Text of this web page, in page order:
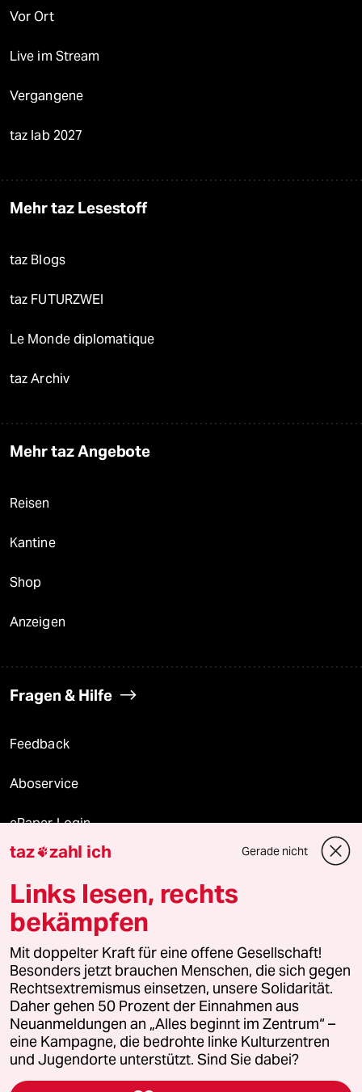
Vor Ort
Live im Stream
Vergangene
taz lab 2027
Mehr taz Lesestoff
taz Blogs
taz FUTURZWEI
Le Monde diplomatique
taz Archiv
Mehr taz Angebote
Reisen
Kantine
Shop
Anzeigen
Fragen & Hilfe
Feedback
Aboservice
ePaper Login
Downloads für Abonnierende
© 2026 taz Verlags und Vertriebs GmbH
Alle Rechte vorbehalten. Bei rechtlichen Fragen oder für Genehmigungen
wenden Sie sich bitte an
lizenzen@taz.de
Feedback Redaktionsstatut Kommune-Richtlinien
Leitlinie Informant Datenschutz Impressum AGB
taz zahl ich Gerade nicht
Links lesen, rechts
bekämpfen
Mit doppelter Kraft für eine offene Gesellschaft!
Besonders jetzt brauchen Menschen, die sich gegen
Rechtsextremismus einsetzen, unsere Solidarität.
Daher gehen 50 Prozent der Einnahmen aus
Neuanmeldungen an „Alles beginnt im Zentrum“ –
eine Kampagne, die bedrohte linke Kulturzentren
und Jugendorte unterstützt. Sind Sie dabei?